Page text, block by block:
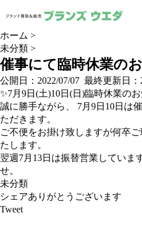
ホーム >
未分類 >
催事にて臨時休業の
公開日： 2022/07/07 最終更新日：
✨7月9日(土)10日(日)臨時休業の
誠に勝手ながら、 7月9日10日は
ただきます。
ご不便をお掛け致しますが何卒
たします。
翌週7月13日は振替営業していま
せ。
未分類
シェアありがとうございます
Tweet